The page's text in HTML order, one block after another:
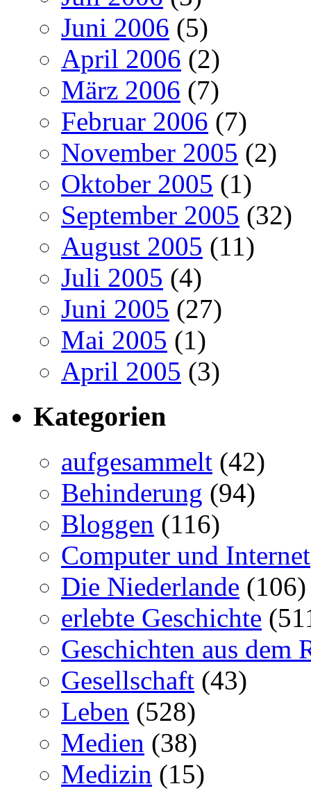
Juni 2006 (5)
April 2006 (2)
März 2006 (7)
Februar 2006 (7)
November 2005 (2)
Oktober 2005 (1)
September 2005 (32)
August 2005 (11)
Juli 2005 (4)
Juni 2005 (27)
Mai 2005 (1)
April 2005 (3)
Kategorien
aufgesammelt (42)
Behinderung (94)
Bloggen (116)
Computer und Internet
Die Niederlande (106)
erlebte Geschichte
Geschichten aus dem
Gesellschaft (43)
Leben (528)
Medien (38)
Medizin (15)